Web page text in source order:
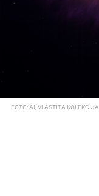
FOTO: AI, VLASTITA KOLEKCIJA